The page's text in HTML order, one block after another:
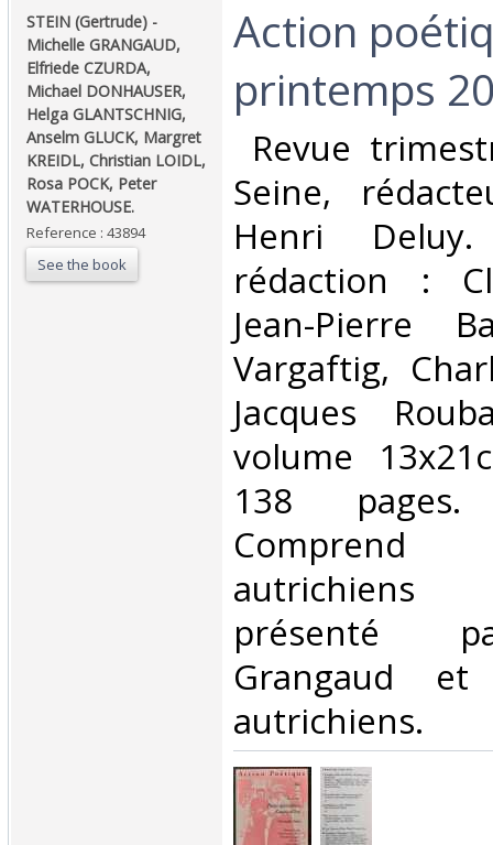
‎STEIN (Gertrude) -
Michelle GRANGAUD,
Elfriede CZURDA,
Michael DONHAUSER,
Helga GLANTSCHNIG,
Anselm GLUCK, Margret
KREIDL, Christian LOIDL,
Rosa POCK, Peter
WATERHOUSE. ‎
Reference : 43894
See the book
‎Action
printemps
Revue
Seine,
Henri
rédaction :
Jean-Pierre
Vargaftig,
Jacques
volume
138
autrichiens
présenté
Grangaud
autrichiens. ‎